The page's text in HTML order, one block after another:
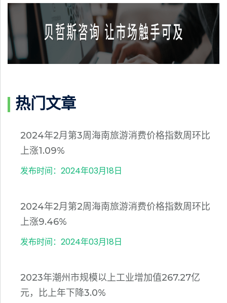
热门文章
2024年2月第3周海南旅游消费价格指数周环比
上涨1.09%
发布时间：2024年03月18日
2024年2月第2周海南旅游消费价格指数周环比
上涨9.46%
发布时间：2024年03月18日
2023年潮州市规模以上工业增加值267.27亿
元，比上年下降3.0%